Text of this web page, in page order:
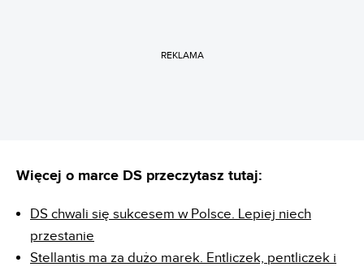
REKLAMA
Więcej o marce DS przeczytasz tutaj:
DS chwali się sukcesem w Polsce. Lepiej niech
przestanie
Stellantis ma za dużo marek. Entliczek, pentliczek i